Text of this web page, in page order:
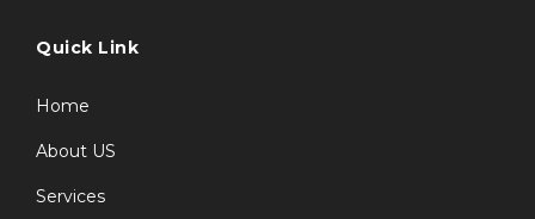
Quick Link
Home
About US
Services